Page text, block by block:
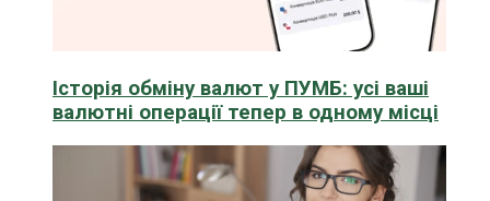
Історія обміну валют у ПУМБ: усі ваші
валютні операції тепер в одному місці